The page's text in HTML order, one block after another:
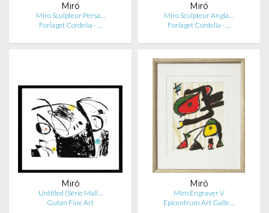
Miró
Miro Sculpteur Persa…
Forlaget Cordelia - …
Miró
Miro Sculpteur Angla…
Forlaget Cordelia - …
Miró
Untitled (Série Mall…
Gutan Fine Art
Miró
Miro Engraver V
Epicentrum Art Galle…